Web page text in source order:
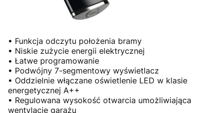
• Funkcja odczytu położenia bramy
• Niskie zużycie energii elektrycznej
• Łatwe programowanie
• Podwójny 7-segmentowy wyświetlacz
• Oddzielnie włączane oświetlenie LED w klasie
energetycznej A++
• Regulowana wysokość otwarcia umożliwiająca
wentylację garażu